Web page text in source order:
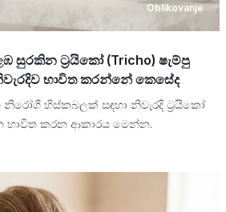
Oblikovanje
සුරකින ට්‍රයිකෝ (Tricho) ෂැම්පු
භාවිත කරන්නේ කෙසේද
හිස්කබලක් සඳහා නිවැරදි ට්‍රයිකෝ
භාවිත කරන ආකාරය මෙන්න.